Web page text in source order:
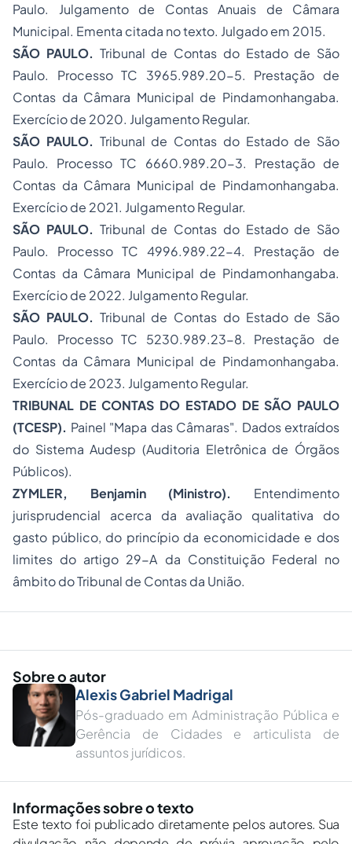
Paulo. Julgamento de Contas Anuais de Câmara
Municipal. Ementa citada no texto. Julgado em 2015.
SÃO PAULO. Tribunal de Contas do Estado de São
Paulo. Processo TC 3965.989.20-5. Prestação de
Contas da Câmara Municipal de Pindamonhangaba.
Exercício de 2020. Julgamento Regular.
SÃO PAULO. Tribunal de Contas do Estado de São
Paulo. Processo TC 6660.989.20-3. Prestação de
Contas da Câmara Municipal de Pindamonhangaba.
Exercício de 2021. Julgamento Regular.
SÃO PAULO. Tribunal de Contas do Estado de São
Paulo. Processo TC 4996.989.22-4. Prestação de
Contas da Câmara Municipal de Pindamonhangaba.
Exercício de 2022. Julgamento Regular.
SÃO PAULO. Tribunal de Contas do Estado de São
Paulo. Processo TC 5230.989.23-8. Prestação de
Contas da Câmara Municipal de Pindamonhangaba.
Exercício de 2023. Julgamento Regular.
TRIBUNAL DE CONTAS DO ESTADO DE SÃO PAULO
(TCESP). Painel "Mapa das Câmaras". Dados extraídos
do Sistema Audesp (Auditoria Eletrônica de Órgãos
Públicos).
ZYMLER, Benjamin (Ministro).
Entendimento
jurisprudencial acerca da avaliação qualitativa do
gasto público, do princípio da economicidade e dos
limites do artigo 29-A da Constituição Federal no
âmbito do Tribunal de Contas da União.
Sobre o autor
Alexis Gabriel Madrigal
Pós-graduado em Administração Pública e
Gerência de Cidades e articulista de
assuntos jurídicos.
Informações sobre o texto
Este texto foi publicado diretamente pelos autores. Sua